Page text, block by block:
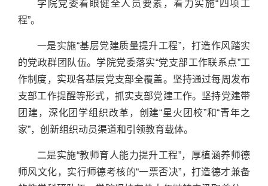
学院党委着眼健全人员要素，着力实施“四项工
程”。
一是实施“基层党建质量提升工程”，打造作风踏实
的党政群团队伍。学院党委落实“党支部工作联系点”工
作制度，实现各基层党支部全覆盖。坚持通过每周发布
支部工作提醒等形式，抓实支部党建工作。坚持党建带
团建，深化团学组织改革，创建“星火团校”和“青年之
家”，创新组织动员渠道和引领教育载体。
二是实施“教师育人能力提升工程”，厚植涵养师德
师风文化，实行师德考核的“一票否决”，打造德才兼备